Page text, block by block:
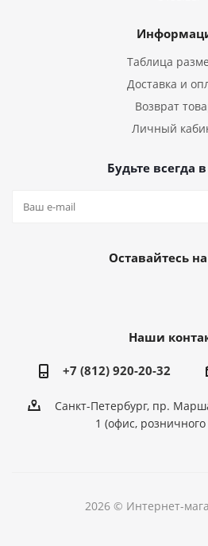
Таблица
Доставка и
Возврат
Личный
Будьте всегда
Оставайтесь
Наши
+7 (812) 920-20-32
Санкт-Петербург, пр.
1 (офис,
2026 © Интернет-